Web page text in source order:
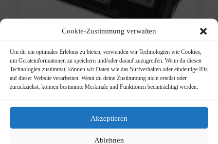
Cookie-Zustimmung verwalten
Um dir ein optimales Erlebnis zu bieten, verwenden wir Technologien wie Cookies,
um Geräteinformationen zu speichern und/oder darauf zuzugreifen. Wenn du diesen
Technologien zustimmst, können wir Daten wie das Surfverhalten oder eindeutige IDs
auf dieser Website verarbeiten. Wenn du deine Zustimmung nicht erteilst oder
zurückziehst, können bestimmte Merkmale und Funktionen beeinträchtigt werden.
Akzeptieren
Ablehnen
Loading...
Peavey
Pro12m
75,00€
Preis
229,00€